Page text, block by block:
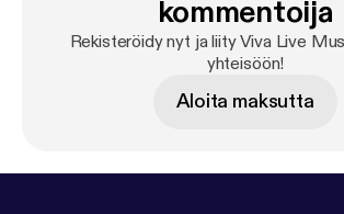
kommentoija
Rekisteröidy nyt ja liity Viva Live
yhteisöön!
Aloita maksutta